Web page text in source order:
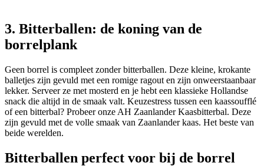
3. Bitterballen: de koning van de
borrelplank
Geen borrel is compleet zonder bitterballen. Deze kleine, krokante
balletjes zijn gevuld met een romige ragout en zijn onweerstaanbaar
lekker. Serveer ze met mosterd en je hebt een klassieke Hollandse
snack die altijd in de smaak valt. Keuzestress tussen een kaassoufflé
of een bitterbal? Probeer onze AH Zaanlander Kaasbitterbal. Deze
zijn gevuld met de volle smaak van Zaanlander kaas. Het beste van
beide werelden.
Bitterballen perfect voor bij de borrel